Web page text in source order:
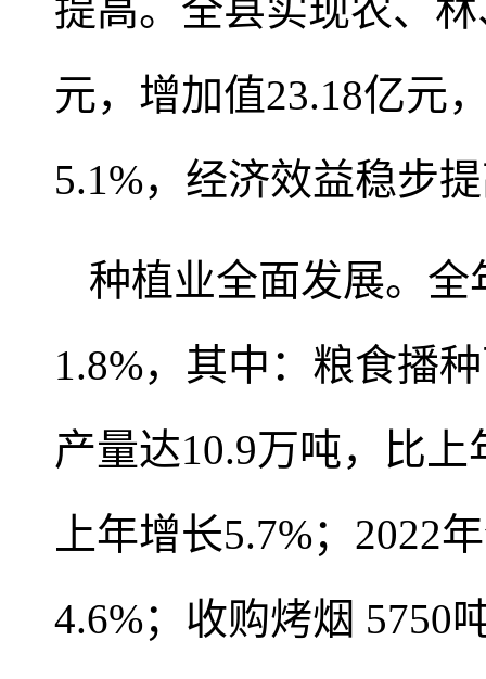
提高。全县实现农、
元，增加值23.18亿元
5.1%，经济效益稳步
种植业全面发展。
1.8%，其中：粮食播
产量达10.9万吨，比
上年增长5.7%；2022
4.6%；收购烤烟 5750